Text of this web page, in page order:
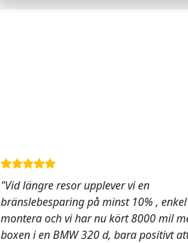
"Vid längre resor upplever vi en
bränslebesparing på minst 10% ,
montera och vi har nu kört 8000 mil
boxen i en BMW 320 d, bara positivt